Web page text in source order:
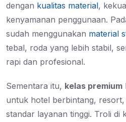
dengan kualitas material,
kenyamanan penggunaan.
sudah menggunakan material
tebal, roda yang lebih stabil,
rapi dan profesional.
Sementara itu, kelas premium
untuk hotel berbintang,
standar layanan tinggi. Troli di